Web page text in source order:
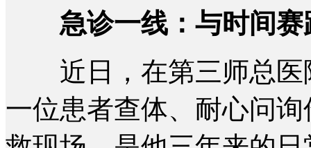
急诊一线：与时间赛
近日，在第三师总医
一位患者查体、耐心问